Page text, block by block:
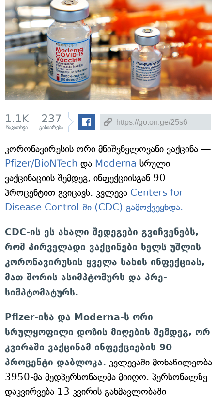
1.1K
წაკითხვა
237
გაზიარება
კორონავირუსის ორი მნიშვნელოვანი ვაქცინა —
Pfizer/BioNTech და Moderna სრული
ვაქცინაციის შემდეგ, ინფექციისგან 90
პროცენტით გვიცავს. კვლევა Centers for
Disease Control-ში (CDC) გამოქვეყნდა.
CDC-ის ეს ახალი შედეგები გვიჩვენებს,
რომ პირველადი ვაქცინები ხელს უშლის
კორონავირუსის ყველა სახის ინფექციას,
მათ შორის ასიმპტომურს და პრე-
სიმპტომატურს.
Pfizer-ისა და Moderna-ს ორი
სრულყოფილი დოზის მიღების შემდეგ, ორ
კვირაში ვაქცინამ ინფექციების 90
პროცენტი დაბლოკა. კვლევაში მონაწილეობა
3950-მა მედპერსონალმა მიიღო. პერსონალზე
დაკვირვება 13 კვირის განმავლობაში